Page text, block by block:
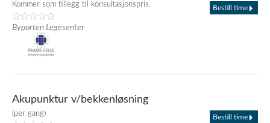
Kommer som tillegg til konsultasjonspris.
Byporten Legesenter
Bestill time
Akupunktur v/bekkenløsning
(per gang) Bestill time